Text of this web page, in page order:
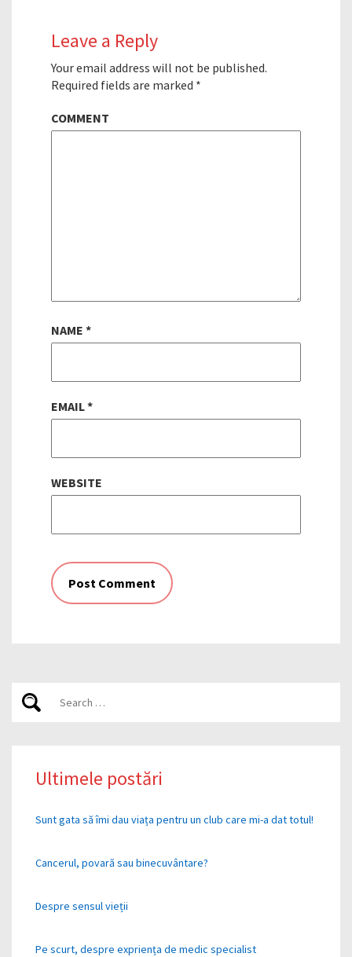
Leave a Reply
Your email address will not be published.
Required fields are marked *
COMMENT
NAME *
EMAIL*
WEBSITE
Ultimele postări
Sunt gata să îmi dau viața pentru un club care mi-a dat totul!
Cancerul, povară sau binecuvântare?
Despre sensul vieții
Pe scurt, despre expriența de medic specialist